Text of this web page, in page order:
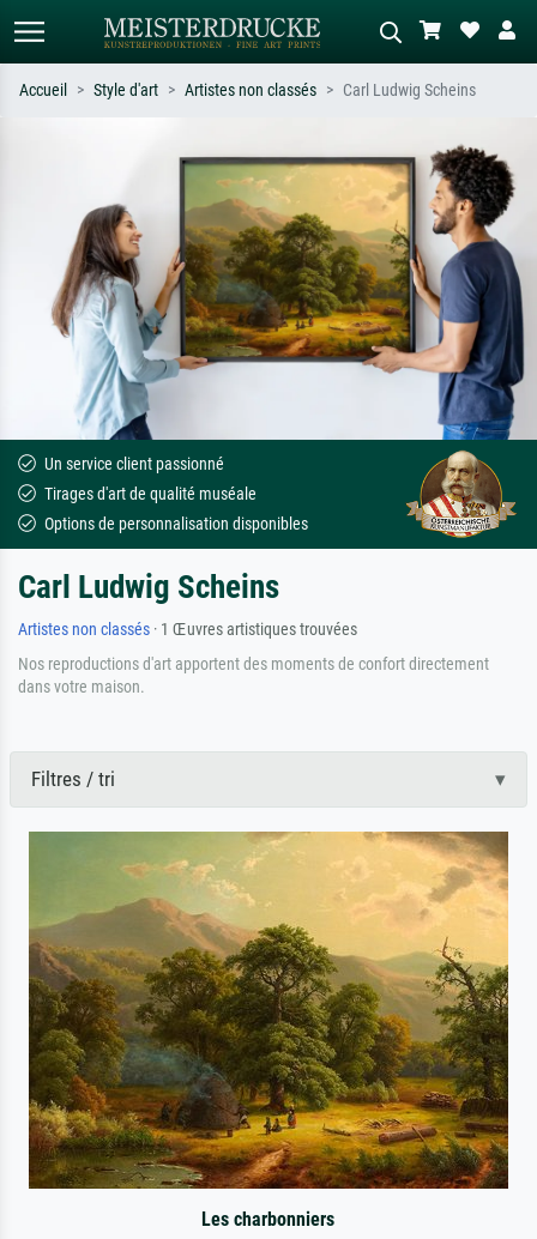
Recherchez par artiste, titre ou style –
ex. Monet, Nuit étoilée,
impressionnisme, vague de Hokusai,
nu.
Décrivez la scène – ex. prairie verte,
abstrait avec beaucoup de rouge,
tableau sombre, nu debout près d'un
arbre.
Accueil Style d'art Artistes non classés Carl Ludwig Scheins
Un service client passionné
Tirages d'art de qualité muséale
Options de personnalisation disponibles
Carl Ludwig Scheins
Artistes non classés · 1 Œuvres artistiques trouvées
Nos reproductions d'art apportent des moments de confort directement
dans votre maison.
Filtres / tri
Les charbonniers